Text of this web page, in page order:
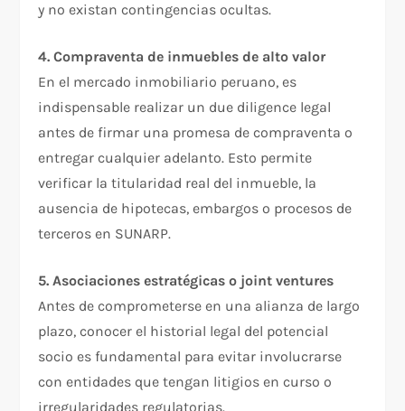
y no existan contingencias ocultas.
4. Compraventa de inmuebles de alto valor
En el mercado inmobiliario peruano, es
indispensable realizar un due diligence legal
antes de firmar una promesa de compraventa o
entregar cualquier adelanto. Esto permite
verificar la titularidad real del inmueble, la
ausencia de hipotecas, embargos o procesos de
terceros en SUNARP.
5. Asociaciones estratégicas o joint ventures
Antes de comprometerse en una alianza de largo
plazo, conocer el historial legal del potencial
socio es fundamental para evitar involucrarse
con entidades que tengan litigios en curso o
irregularidades regulatorias.